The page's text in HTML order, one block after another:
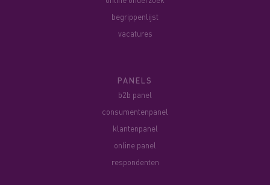
begrippenlijst
vacatures
PANELS
b2b panel
consumentenpanel
klantenpanel
online panel
respondenten